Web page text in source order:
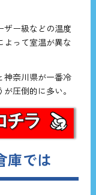
ザー級などの温度
って室温が異な
神奈川県が一番冷
圧倒的に多い。
庫では